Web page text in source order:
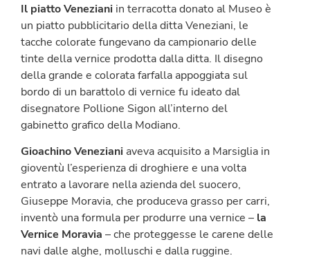
Il piatto Veneziani in terracotta donato al Museo è
un piatto pubblicitario della ditta Veneziani, le
tacche colorate fungevano da campionario delle
tinte della vernice prodotta dalla ditta. Il disegno
della grande e colorata farfalla appoggiata sul
bordo di un barattolo di vernice fu ideato dal
disegnatore Pollione Sigon all’interno del
gabinetto grafico della Modiano.
Gioachino Veneziani aveva acquisito a Marsiglia in
gioventù l’esperienza di droghiere e una volta
entrato a lavorare nella azienda del suocero,
Giuseppe Moravia, che produceva grasso per carri,
inventò una formula per produrre una vernice – la
Vernice Moravia – che proteggesse le carene delle
navi dalle alghe, molluschi e dalla ruggine.